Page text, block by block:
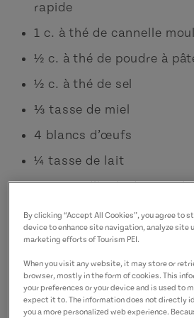
rapide
1 c. à thé de cannelle
½ c. à thé de poudre à
½ c. à thé de sel
⅓ tasse de miel
4 blancs d’œufs
¼ tasse de lait
¼ tasse d’huile de noix
1 c. à thé d’extrait de
1 tasse de bleuets
Préparation :
By clicking “Accept All Cookies”, you agree to
device to enhance site navigation, analyze site
marketing efforts of Tourism PEI.
When you visit any website, it may store or
browser, mostly in the form of cookies. This
your preferences or your device and is used to
expect it to. The information does not directly
you a more personalized web experience.